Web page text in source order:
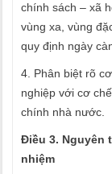
chính sách – xã
vùng xa, vùng
quy định ngày
4. Phân biệt rõ
nghiệp với cơ
chính nhà nước.
Điều 3. Nguyên
nhiệm